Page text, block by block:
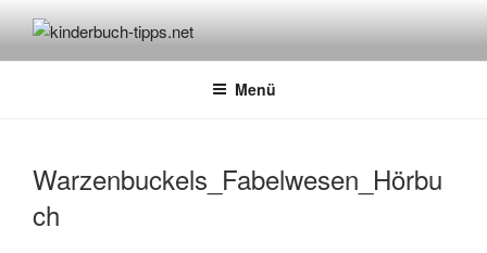
Inhalt
springenKINDERBUCH-TIPPS.NET
Empfehlungen und Tipps rund um das Thema Kinderbücher und
Menü
Warzenbuckels_Fabelwesen_Hörbu
ch